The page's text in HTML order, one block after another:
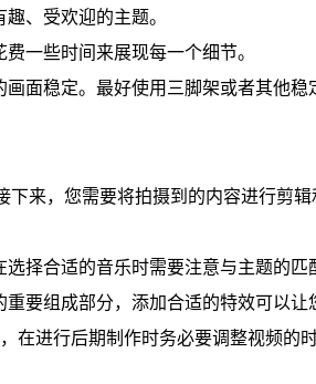
、受欢迎的主题。
一些时间来展现每一个细节。
面稳定。最好使用三脚架或者其他稳
来，您需要将拍摄到的内容进行剪
择合适的音乐时需要注意与主题的匹
要组成部分，添加合适的特效可以让
在进行后期制作时务必要调整视频的时